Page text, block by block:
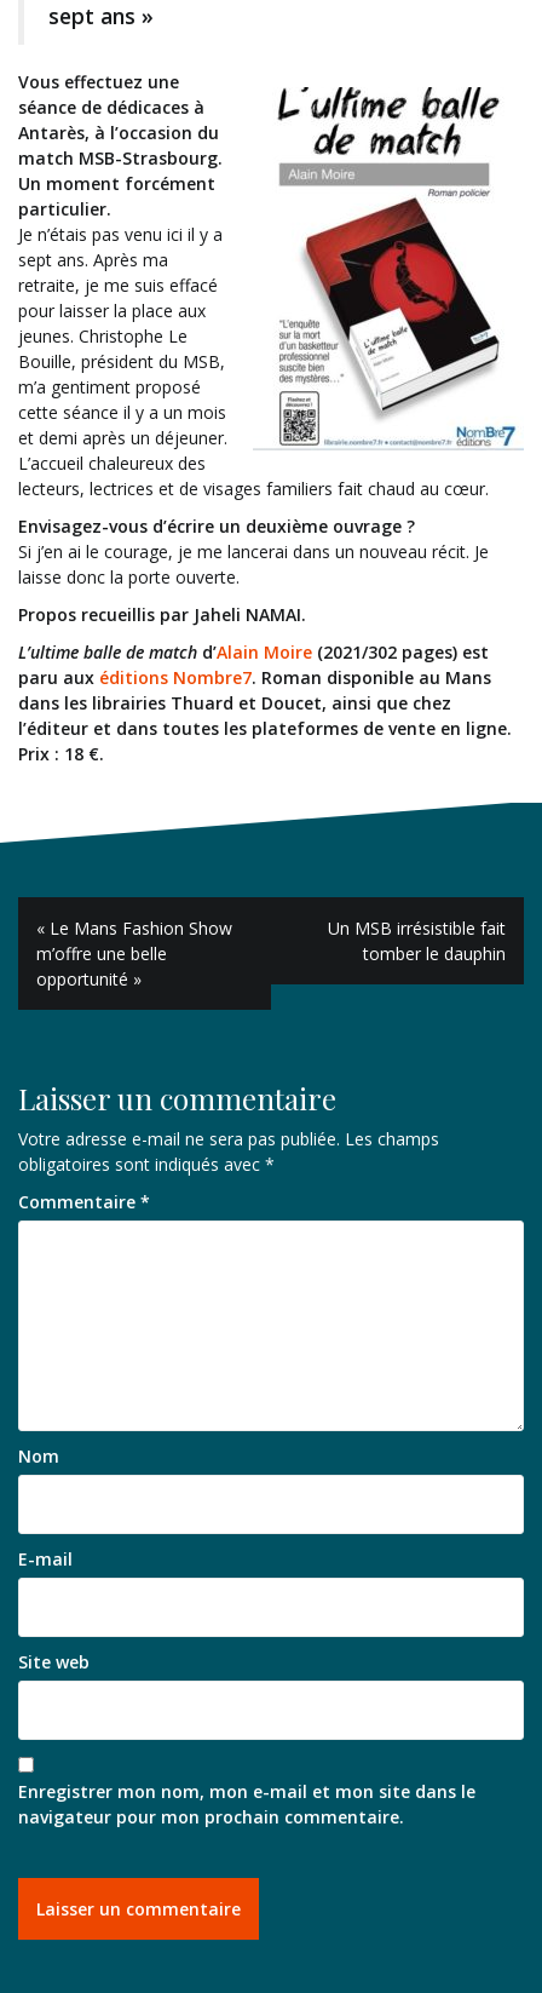
sept ans »
Vous effectuez une
séance de dédicaces à
Antarès, à l’occasion du
match MSB-Strasbourg.
Un moment forcément
particulier.
Je n’étais pas venu ici il y a
sept ans. Après ma
retraite, je me suis effacé
pour laisser la place aux
jeunes. Christophe Le
Bouille, président du MSB,
m’a gentiment proposé
cette séance il y a un mois
et demi après un déjeuner.
L’accueil chaleureux des
lecteurs, lectrices et de visages familiers fait chaud au cœur.
Envisagez-vous d’écrire un deuxième ouvrage ?
Si j’en ai le courage, je me lancerai dans un nouveau récit. Je
laisse donc la porte ouverte.
Propos recueillis par Jaheli NAMAI.
L’ultime balle de match d’Alain Moire (2021/302 pages) est
paru aux éditions Nombre7. Roman disponible au Mans
dans les librairies Thuard et Doucet, ainsi que chez
l’éditeur et dans toutes les plateformes de vente en ligne.
Prix : 18 €.
Navigation
de
l’article
« Le Mans Fashion Show
m’offre une belle
opportunité »
Un MSB irrésistible fait
tomber le dauphin
Laisser un commentaire
Votre adresse e-mail ne sera pas publiée. Les champs
obligatoires sont indiqués avec *
Commentaire *
Nom
E-mail
Site web
Enregistrer mon nom, mon e-mail et mon site dans le
navigateur pour mon prochain commentaire.